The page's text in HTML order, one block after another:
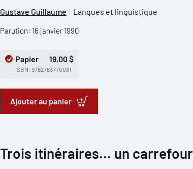
Gustave Guillaume Langues et linguistique
Parution: 16 janvier 1990
Papier 19,00 $
ISBN: 9782763770031
Ajouter au panier
Trois itinéraires... un carrefour